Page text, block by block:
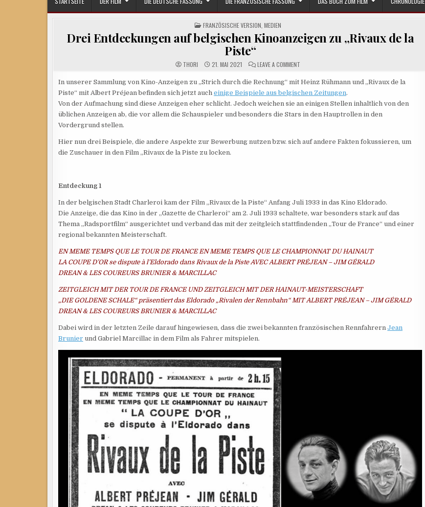
POSTED
IN
FRANZÖSISCHE VERSION, MEDIEN
Drei Entdeckungen auf belgischen Kinoanzeigen zu „Rivaux de la
Piste“
THORI 21. MAI 2021 LEAVE A COMMENTON
AUF
KINOANZEIGEN
„RIVAUX
DE
LA
In unserer Sammlung von Kino-Anzeigen zu „Strich durch die Rechnung“ mit Heinz Rühmann und „Rivaux de la
Piste“ mit Albert Préjean befinden sich jetzt auch einige Beispiele aus belgischen Zeitungen.
Von der Aufmachung sind diese Anzeigen eher schlicht. Jedoch weichen sie an einigen Stellen inhaltlich von den
üblichen Anzeigen ab, die vor allem die Schauspieler und besonders die Stars in den Hauptrollen in den
Vordergrund stellen.
Hier nun drei Beispiele, die andere Aspekte zur Bewerbung nutzen bzw. sich auf andere Fakten fokussieren, um
die Zuschauer in den Film „Rivaux de la Piste zu locken.
Entdeckung 1
In der belgischen Stadt Charleroi kam der Film „Rivaux de la Piste“ Anfang Juli 1933 in das Kino Eldorado.
Die Anzeige, die das Kino in der „Gazette de Charleroi“ am 2. Juli 1933 schaltete, war besonders stark auf das
Thema „Radsportfilm“ ausgerichtet und verband das mit der zeitgleich stattfindenden „Tour de France“ und einer
regional bekannten Meisterschaft.
EN MEME TEMPS QUE LE TOUR DE FRANCE EN MEME TEMPS QUE LE CHAMPIONNAT DU HAINAUT
LA COUPE D’OR se dispute à l’Eldorado dans Rivaux de la Piste AVEC ALBERT PRÉJEAN – JIM GÉRALD
DREAN & LES COUREURS BRUNIER & MARCILLAC
ZEITGLEICH MIT DER TOUR DE FRANCE UND ZEITGLEICH MIT DER HAINAUT-MEISTERSCHAFT
„DIE GOLDENE SCHALE“ präsentiert das Eldorado „Rivalen der Rennbahn“ MIT ALBERT PRÉJEAN – JIM GÉRALD
DREAN & LES COUREURS BRUNIER & MARCILLAC
Dabei wird in der letzten Zeile darauf hingewiesen, dass die zwei bekannten französischen Rennfahrern Jean
Brunier und Gabriel Marcillac in dem Film als Fahrer mitspielen.